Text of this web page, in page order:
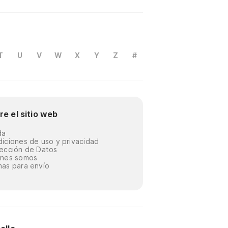
U V W X Y Z #
el sitio web
de uso y privacidad
de Datos
somos
para envío